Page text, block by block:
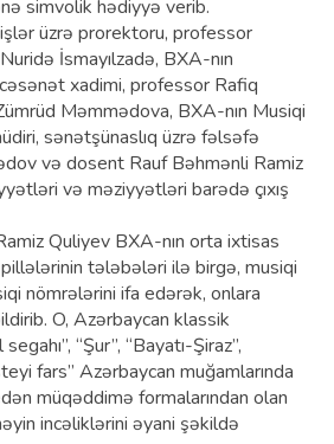
simvolik hədiyyə verib.
üzrə prorektoru, professor
İsmayılzadə, BXA-nın
xadimi, professor Rafiq
Məmmədova, BXA-nın Musiqi
sənətşünaslıq üzrə fəlsəfə
və dosent Rauf Bəhmənli Ramiz
və məziyyətləri barədə çıxış
Quliyev BXA-nın orta ixtisas
tələbələri ilə birgə, musiqi
nömrələrini ifa edərək, onlara
O, Azərbaycan klassik
“Şur”, “Bayatı-Şiraz”,
fars” Azərbaycan muğamlarında
müqəddimə formalarından olan
incəliklərini əyani şəkildə